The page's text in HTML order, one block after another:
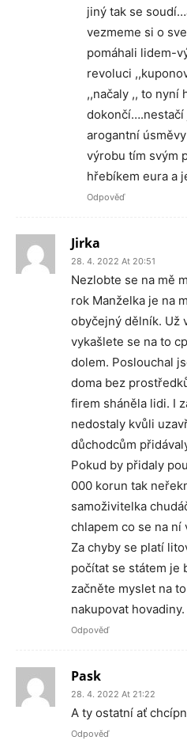
jiný tak se
vezmeme si o
pomáhali lidem-
revoluci
,,načaly ,, to nyní
dokončí….nestačí
arogantní
výrobu tím svým
hřebíkem eura a
Odpověď
Jirka
28. 4. 2022 At 20:51
Nezlobte se na mě
rok Manželka je na
obyčejný dělník. Už
vykašlete se na to
dolem. Poslouchal
doma bez
firem sháněla lidi. I
nedostaly kvůli
důchodcům
Pokud by přidaly
000 korun tak
samoživitelka
chlapem co se na ní
Za chyby se platí
počítat se státem je
začněte myslet na
nakupovat hovadiny.
Odpověď
Pask
28. 4. 2022 At 21:22
A ty ostatní ať
Odpověď